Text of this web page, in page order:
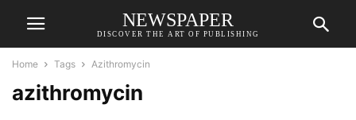
NEWSPAPER
DISCOVER THE ART OF PUBLISHING
Home Tags Azithromycin
azithromycin